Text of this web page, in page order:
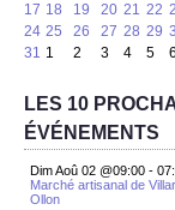
17 18 19 20 21 22
24 25 26 27 28 29
31 1 2 3 4 5 6
LES 10
ÉVÉNEMENTS
Dim Aoû 02 @09:00 -
Marché artisanal de
Ollon